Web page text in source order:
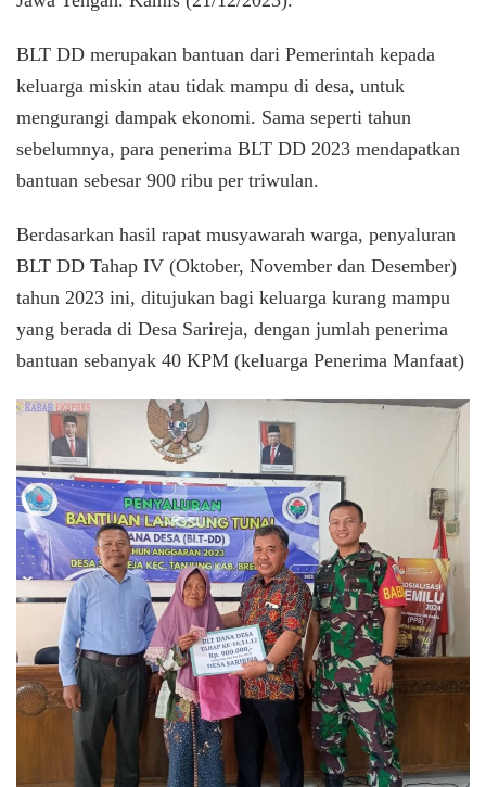
BLT DD merupakan bantuan dari Pemerintah kepada
keluarga miskin atau tidak mampu di desa, untuk
mengurangi dampak ekonomi. Sama seperti tahun
sebelumnya, para penerima BLT DD 2023 mendapatkan
bantuan sebesar 900 ribu per triwulan.
Berdasarkan hasil rapat musyawarah warga, penyaluran
BLT DD Tahap IV (Oktober, November dan Desember)
tahun 2023 ini, ditujukan bagi keluarga kurang mampu
yang berada di Desa Sarireja, dengan jumlah penerima
bantuan sebanyak 40 KPM (keluarga Penerima Manfaat)